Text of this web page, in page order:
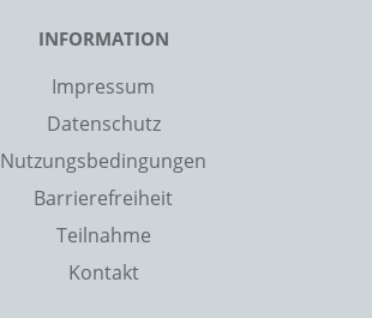
INFORMATION
Impressum
Datenschutz
Nutzungsbedingungen
Barrierefreiheit
Teilnahme
Kontakt